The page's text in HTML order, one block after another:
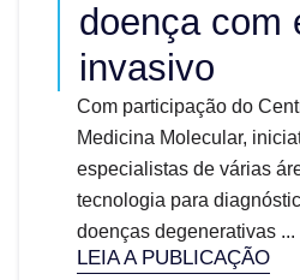
doença com
invasivo
Com participação do
Medicina Molecular,
especialistas de várias
tecnologia para
doenças degenerativas ...
LEIA A PUBLICAÇÃO